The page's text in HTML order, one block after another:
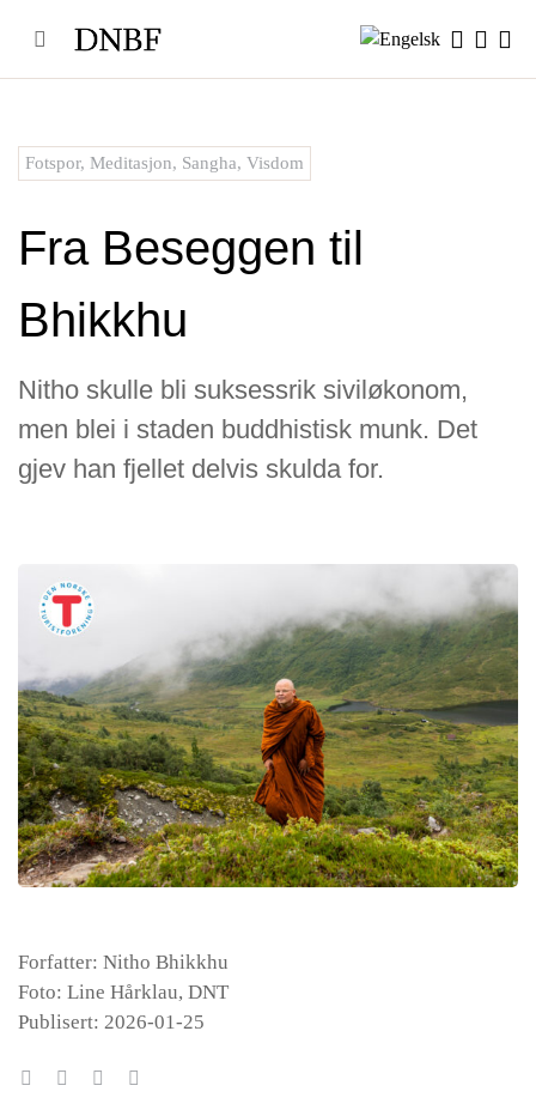
content
Fotspor, Meditasjon, Sangha, Visdom
Fra Beseggen til
Bhikkhu
Nitho skulle bli suksessrik siviløkonom,
men blei i staden buddhistisk munk. Det
gjev han fjellet delvis skulda for.
Forfatter: Nitho Bhikkhu
Foto: Line Hårklau, DNT
Publisert: 2026-01-25